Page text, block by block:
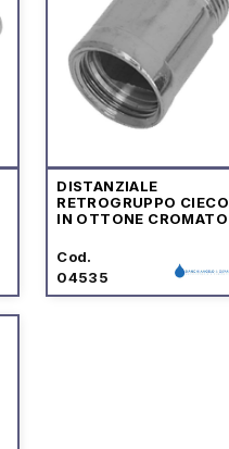
DISTANZIALE
RETROGRUPPO CIECO
IN OTTONE CROMATO
Cod.
04535